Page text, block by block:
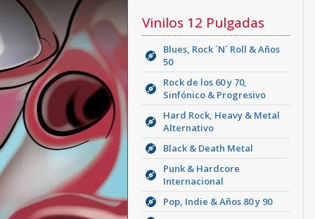
Vinilos 12 Pulgadas
Blues, Rock ´N´ Roll & Años
50
Rock de los 60 y 70,
Sinfónico & Progresivo
Hard Rock, Heavy & Metal
Alternativo
Black & Death Metal
Punk & Hardcore
Internacional
Pop, Indie & Años 80 y 90